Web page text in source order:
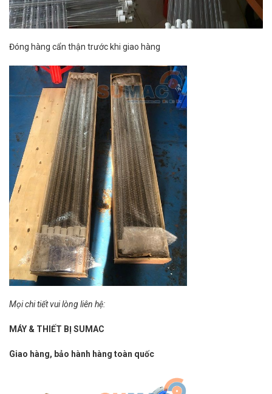
Đóng hàng cẩn thận trước khi giao hàng
Mọi chi tiết vui lòng liên hệ:
MÁY & THIẾT BỊ SUMAC
Giao hàng, bảo hành hàng toàn quốc